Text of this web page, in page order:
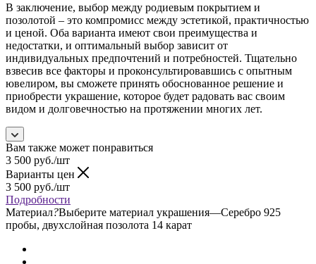
В заключение, выбор между родиевым покрытием и
позолотой – это компромисс между эстетикой, практичностью
и ценой. Оба варианта имеют свои преимущества и
недостатки, и оптимальный выбор зависит от
индивидуальных предпочтений и потребностей. Тщательно
взвесив все факторы и проконсультировавшись с опытным
ювелиром, вы сможете принять обоснованное решение и
приобрести украшение, которое будет радовать вас своим
видом и долговечностью на протяжении многих лет.
Вам также может понравиться
3 500 руб./шт
Варианты цен
3 500 руб./шт
Подробности
Материал?Выберите материал украшения—Серебро 925
пробы, двухслойная позолота 14 карат